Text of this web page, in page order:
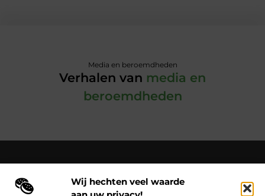
Wij hechten veel waarde
Media en beroemdheden
Verhalen van media en
beroemdheden
Over Cloaca de Film